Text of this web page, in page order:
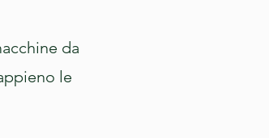
da
le